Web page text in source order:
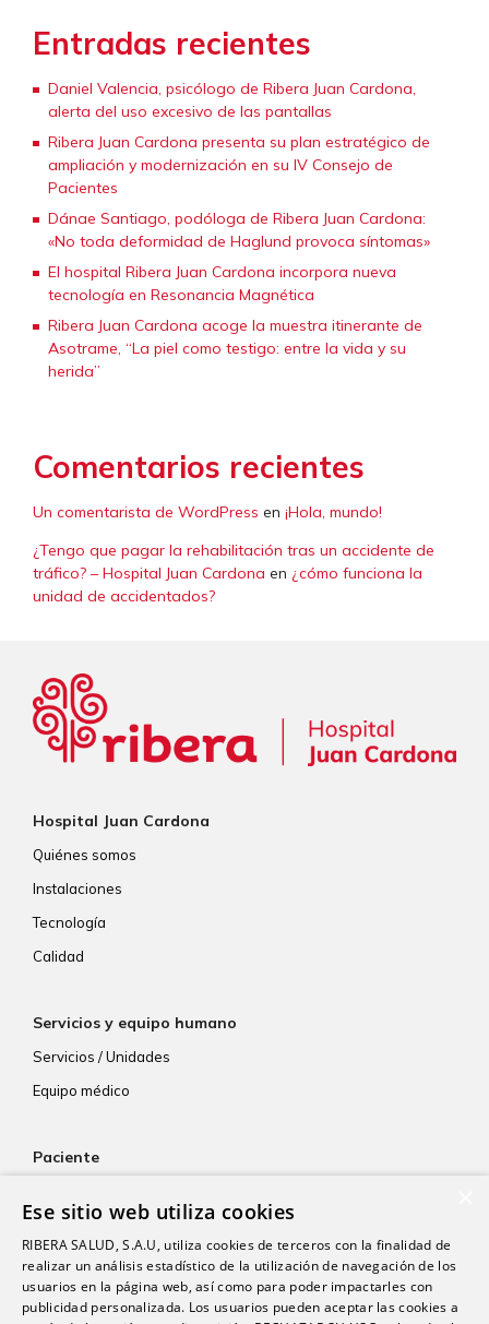
Entradas recientes
Daniel Valencia, psicólogo de Ribera Juan Cardona,
alerta del uso excesivo de las pantallas
Ribera Juan Cardona presenta su plan estratégico de
ampliación y modernización en su IV Consejo de
Pacientes
Dánae Santiago, podóloga de Ribera Juan Cardona:
«No toda deformidad de Haglund provoca síntomas»
El hospital Ribera Juan Cardona incorpora nueva
tecnología en Resonancia Magnética
Ribera Juan Cardona acoge la muestra itinerante de
Asotrame, “La piel como testigo: entre la vida y su
herida”
Comentarios recientes
Un comentarista de WordPress en ¡Hola, mundo!
¿Tengo que pagar la rehabilitación tras un accidente de
tráfico? – Hospital Juan Cardona en ¿cómo funciona la
unidad de accidentados?
Hospital Juan Cardona
Quiénes somos
Instalaciones
Tecnología
Calidad
Servicios y equipo humano
Servicios / Unidades
Equipo médico
Paciente
Aseguradoras
Resultados de laboratorio
Consentimiento informado
Ese sitio web utiliza cookies
RIBERA SALUD, S.A.U, utiliza cookies de terceros con la finalidad de
realizar un análisis estadístico de la utilización de navegación de los
usuarios en la página web, así como para poder impactarles con
publicidad personalizada. Los usuarios pueden aceptar las cookies a